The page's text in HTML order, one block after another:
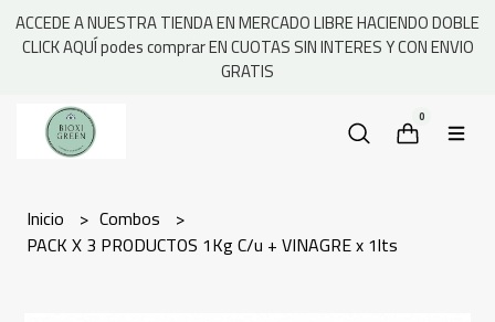
ACCEDE A NUESTRA TIENDA EN MERCADO LIBRE HACIENDO DOBLE
CLICK AQUÍ podes comprar EN CUOTAS SIN INTERES Y CON ENVIO
GRATIS
0
Inicio
Combos
PACK X 3 PRODUCTOS 1Kg C/u + VINAGRE x 1lts